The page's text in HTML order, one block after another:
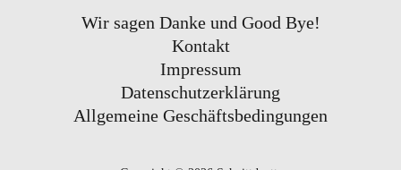
Wir sagen Danke und Good Bye!
Kontakt
Impressum
Datenschutzerklärung
Allgemeine Geschäftsbedingungen